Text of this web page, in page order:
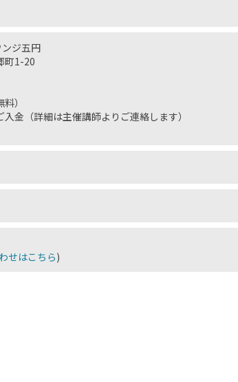
ンジ五円
町1-20
）
金（詳細は主催講師よりご連絡します）
せはこちら)